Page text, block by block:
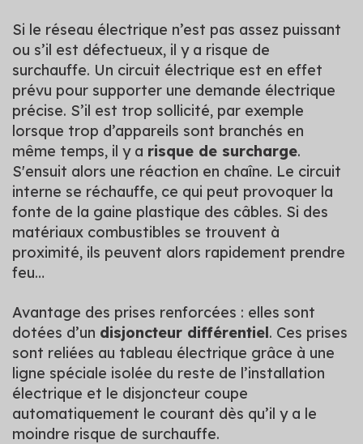
Si le réseau électrique n’est pas assez puissant
ou s’il est défectueux, il y a risque de
surchauffe. Un circuit électrique est en effet
prévu pour supporter une demande électrique
précise. S’il est trop sollicité, par exemple
lorsque trop d’appareils sont branchés en
même temps, il y a risque de surcharge.
S'ensuit alors une réaction en chaîne. Le circuit
interne se réchauffe, ce qui peut provoquer la
fonte de la gaine plastique des câbles. Si des
matériaux combustibles se trouvent à
proximité, ils peuvent alors rapidement prendre
feu…
Avantage des prises renforcées : elles sont
dotées d’un disjoncteur différentiel. Ces prises
sont reliées au tableau électrique grâce à une
ligne spéciale isolée du reste de l’installation
électrique et le disjoncteur coupe
automatiquement le courant dès qu’il y a le
moindre risque de surchauffe.